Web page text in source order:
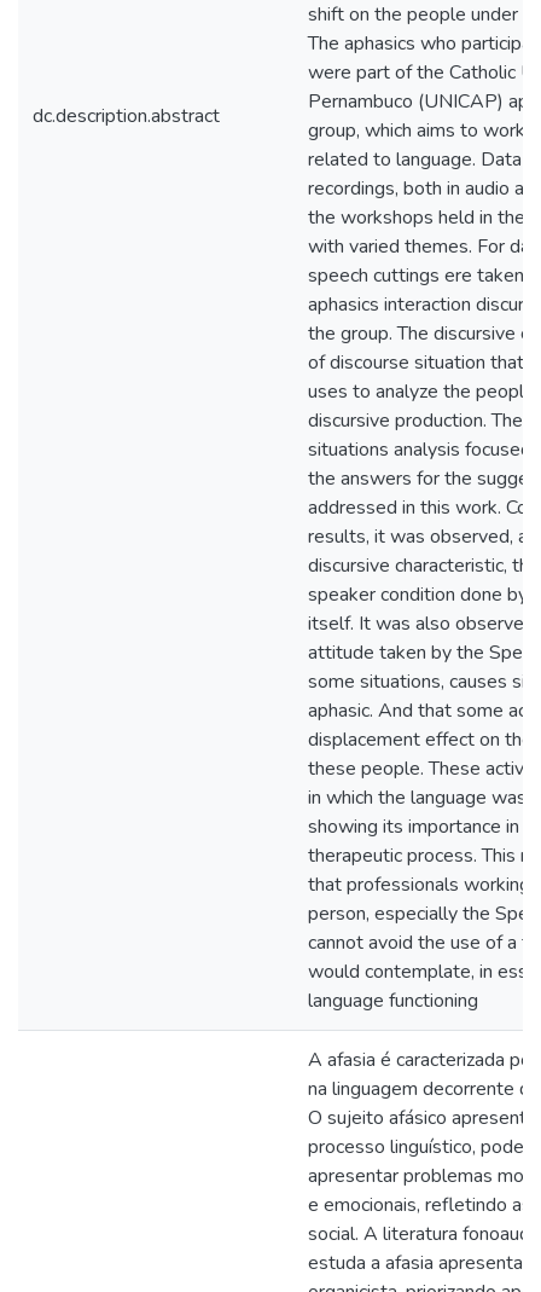
dc.description.abstract
shift on the people under
The aphasics who
were part of the Catholic
Pernambuco (UNICAP)
group, which aims to work
related to language. Data
recordings, both in audio
the workshops held in the
with varied themes. For
speech cuttings ere taken
aphasics interaction
the group. The discursive
of discourse situation that
uses to analyze the
discursive production. The
situations analysis focused
the answers for the
addressed in this work.
results, it was observed, as
discursive characteristic,
speaker condition done by
itself. It was also
attitude taken by the
some situations, causes
aphasic. And that some
displacement effect on the
these people. These
in which the language was
showing its importance in
therapeutic process. This
that professionals working
person, especially the
cannot avoid the use of a
would contemplate, in
language functioning
A afasia é caracterizada
na linguagem decorrente
O sujeito afásico
processo linguístico,
apresentar problemas
e emocionais, refletindo
social. A literatura
estuda a afasia apresenta